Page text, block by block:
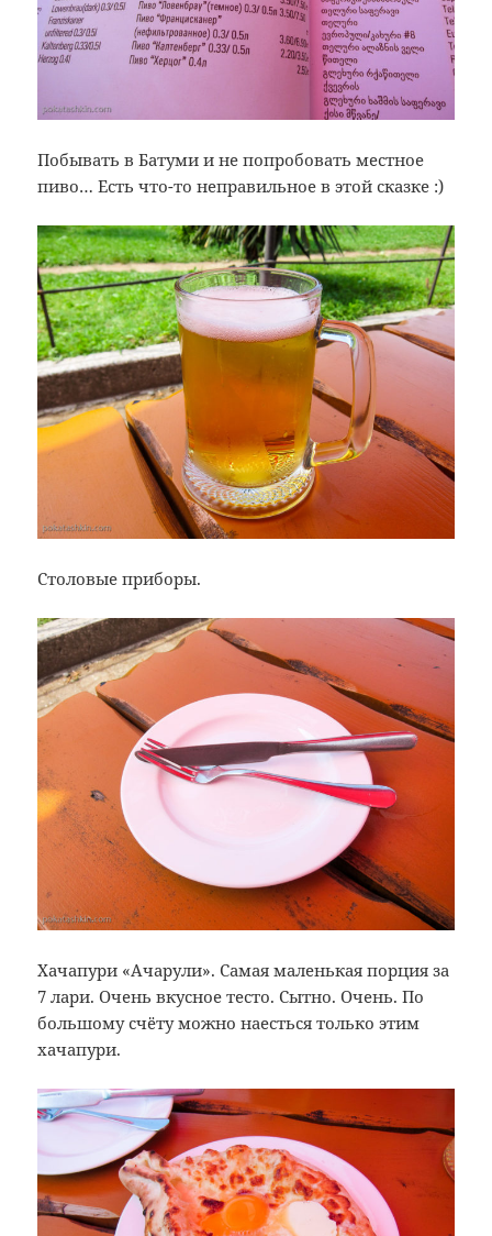
Побывать в Батуми и не попробовать местное
пиво… Есть что-то неправильное в этой сказке :)
Столовые приборы.
Хачапури «Ачарули». Самая маленькая порция за
7 лари. Очень вкусное тесто. Сытно. Очень. По
большому счёту можно наесться только этим
хачапури.